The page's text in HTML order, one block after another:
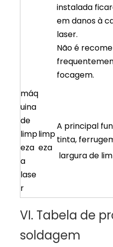
instalada
em danos à
laser.
Não é
focagem.
máq
uina
de
limp
eza
a
lase
r
limp
eza
A principal
tinta,
largura de
VI. Tabela de
soldagem